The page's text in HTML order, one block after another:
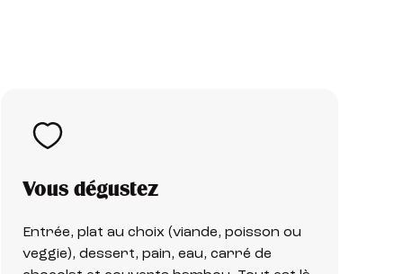
Vous dégustez
Entrée, plat au choix (viande, poisson ou
veggie), dessert, pain, eau, carré de